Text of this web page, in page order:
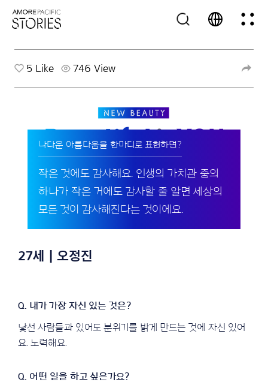
5 Like 746 View
나다운 아름다움을 한마디로 표현하면?
작은 것에도 감사해요. 인생의 가치관 중의
하나가 작은 거에도 감사할 줄 알면 세상의
모든 것이 감사해진다는 것이에요.
27세 | 오정진
낯선 사람들과 있어도 분위기를 밝게 만드는 것에 자신 있어
요. 노력해요.